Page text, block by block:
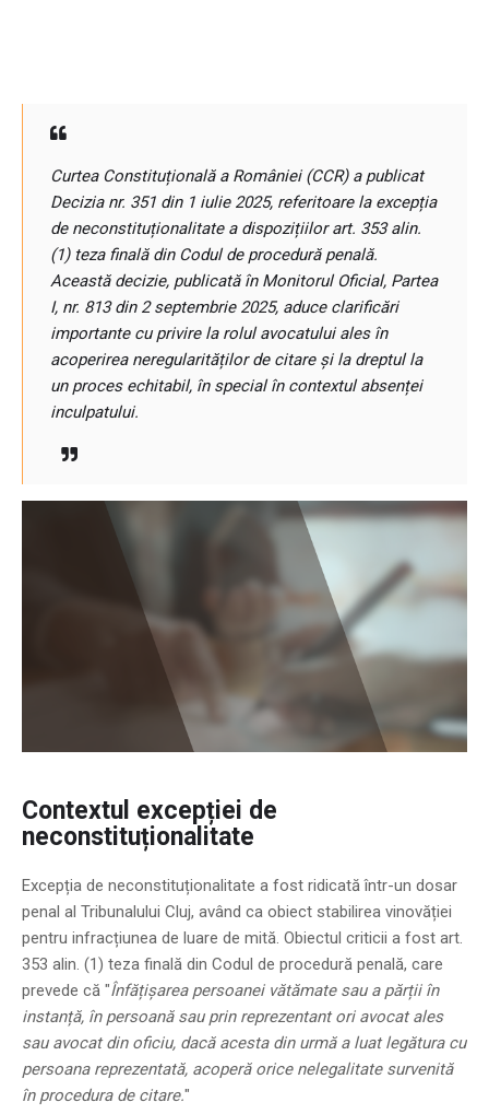
Curtea Constituțională a României (CCR) a publicat
Decizia nr. 351 din 1 iulie 2025, referitoare la excepția
de neconstituționalitate a dispozițiilor art. 353 alin.
(1) teza finală din Codul de procedură penală.
Această decizie, publicată în Monitorul Oficial, Partea
I, nr. 813 din 2 septembrie 2025, aduce clarificări
importante cu privire la rolul avocatului ales în
acoperirea neregularităților de citare și la dreptul la
un proces echitabil, în special în contextul absenței
inculpatului.
Contextul excepției de
neconstituționalitate
Excepția de neconstituționalitate a fost ridicată într-un dosar
penal al Tribunalului Cluj, având ca obiect stabilirea vinovăției
pentru infracțiunea de luare de mită. Obiectul criticii a fost art.
353 alin. (1) teza finală din Codul de procedură penală, care
prevede că "Înfățișarea persoanei vătămate sau a părții în
instanță, în persoană sau prin reprezentant ori avocat ales
sau avocat din oficiu, dacă acesta din urmă a luat legătura cu
persoana reprezentată, acoperă orice nelegalitate survenită
în procedura de citare."